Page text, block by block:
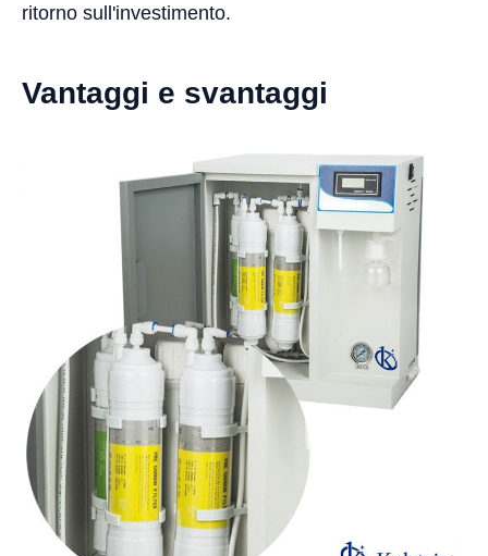
ritorno sull'investimento.
Vantaggi e svantaggi